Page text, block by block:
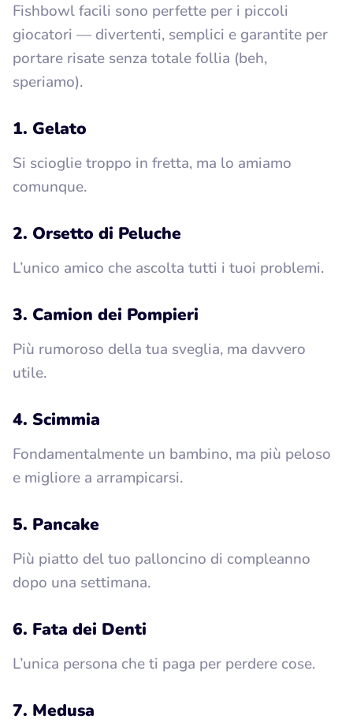
Fishbowl facili sono perfette per i piccoli
giocatori — divertenti, semplici e garantite per
portare risate senza totale follia (beh,
speriamo).
1. Gelato
Si scioglie troppo in fretta, ma lo amiamo
comunque.
2. Orsetto di Peluche
L’unico amico che ascolta tutti i tuoi problemi.
3. Camion dei Pompieri
Più rumoroso della tua sveglia, ma davvero
utile.
4. Scimmia
Fondamentalmente un bambino, ma più peloso
e migliore a arrampicarsi.
5. Pancake
Più piatto del tuo palloncino di compleanno
dopo una settimana.
6. Fata dei Denti
L’unica persona che ti paga per perdere cose.
7. Medusa